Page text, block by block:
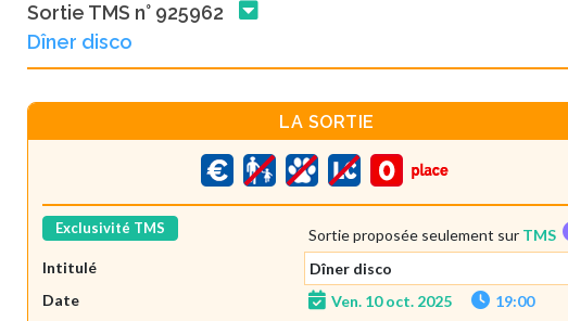
Sortie TMS n° 925962
Dîner disco
LA SORTIE
Exclusivité TMS Sortie proposée seulement sur TMS
Intitulé
Dîner disco
Date
Ven. 10 oct. 2025
19:00